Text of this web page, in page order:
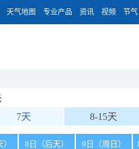
天气地图 专业产品 资讯 视频 节气
7天 8-15天
8日（后天） 9日（周日）